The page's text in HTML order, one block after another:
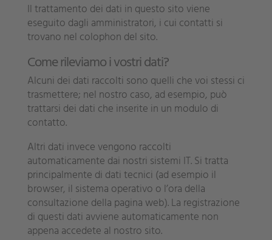
Il trattamento dei dati in questo sito viene
eseguito dagli amministratori, i cui contatti si
trovano nel colophon del sito.
Come rileviamo i vostri dati?
Alcuni dei dati raccolti sono quelli che voi stessi ci
trasmettere; nel nostro caso, ad esempio, può
trattarsi dei dati che inserite in un modulo di
contatto.
Altri dati invece vengono raccolti
automaticamente dai nostri sistemi IT. Si tratta
principalmente di dati tecnici (ad esempio il
browser, il sistema operativo o l’ora della
consultazione della pagina web). La registrazione
di questi dati avviene automaticamente non
appena accedete al nostro sito.